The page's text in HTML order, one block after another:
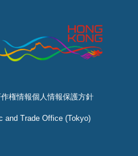
権情報個人情報保護方針
and Trade Office (Tokyo)